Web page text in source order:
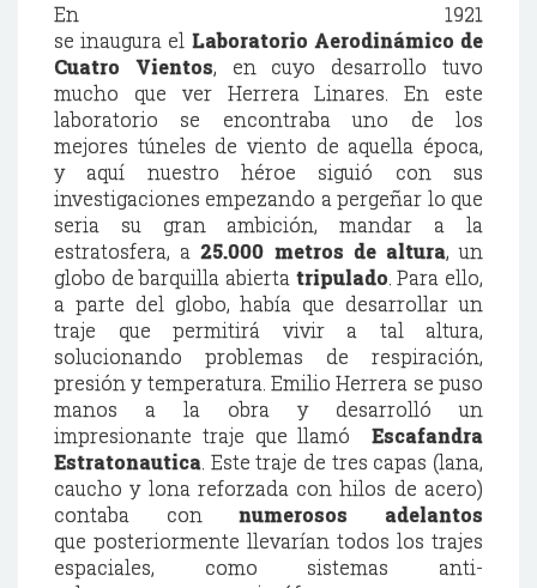
En 1921
se inaugura el Laboratorio Aerodinámico de
Cuatro Vientos, en cuyo desarrollo tuvo
mucho que ver Herrera Linares. En este
laboratorio se encontraba uno de los
mejores túneles de viento de aquella época,
y aquí nuestro héroe siguió con sus
investigaciones empezando a pergeñar lo que
seria su gran ambición, mandar a la
estratosfera, a25.000 metros de altura, un
globo de barquilla abierta tripulado. Para ello,
a parte del globo, había que desarrollar un
traje que permitirá vivir a tal altura,
solucionando problemas de respiración,
presión y temperatura. Emilio Herrera se puso
manos a la obra y desarrolló un
impresionante traje que llamó Escafandra
Estratonautica . Este traje de tres capas (lana,
caucho y lona reforzada con hilos de acero)
contaba connumerosos adelantos
que posteriormente llevarían todos los trajes
espaciales, como sistemas anti-